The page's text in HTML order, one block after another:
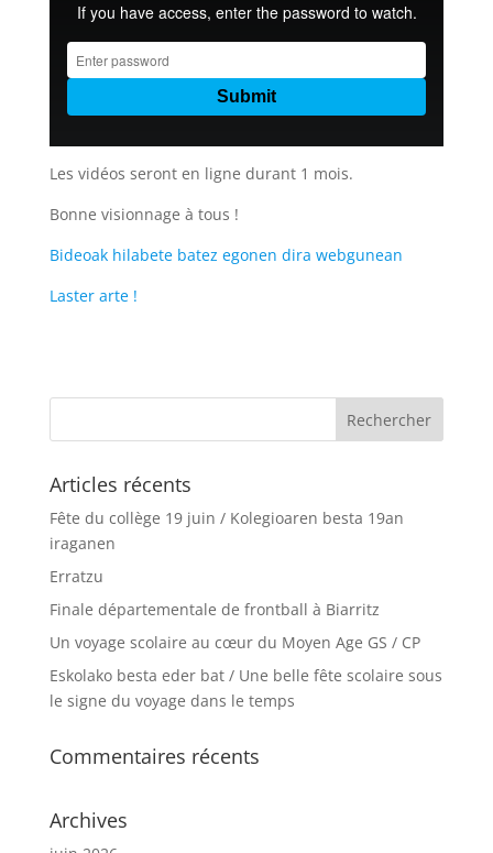
Les vidéos seront en ligne durant 1 mois.
Bonne visionnage à tous !
Bideoak hilabete batez egonen dira webgunean
Laster arte !
Articles récents
Fête du collège 19 juin / Kolegioaren besta 19an
iraganen
Erratzu
Finale départementale de frontball à Biarritz
Un voyage scolaire au cœur du Moyen Age GS / CP
Eskolako besta eder bat / Une belle fête scolaire sous
le signe du voyage dans le temps
Commentaires récents
Archives